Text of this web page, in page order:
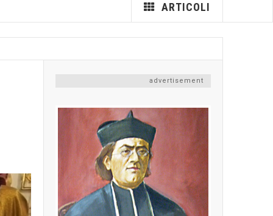
ARTICOLI
advertisement